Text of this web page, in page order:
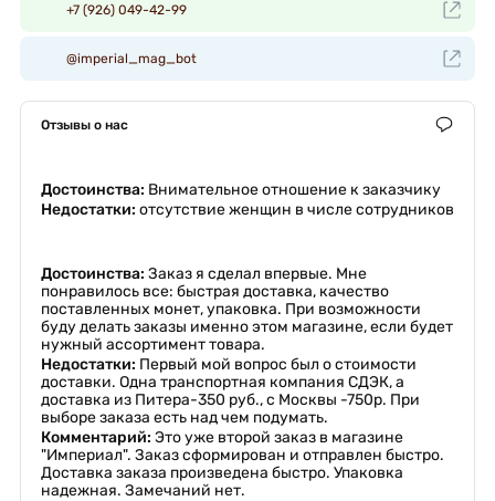
+7 (926) 049-42-99
@imperial_mag_bot
Отзывы о нас
Достоинства: Внимательное отношение к заказчику
Недостатки: отсутствие женщин в числе сотрудников
Достоинства: Заказ я сделал впервые. Мне
понравилось все: быстрая доставка, качество
поставленных монет, упаковка. При возможности
буду делать заказы именно этом магазине, если будет
нужный ассортимент товара.
Недостатки: Первый мой вопрос был о стоимости
доставки. Одна транспортная компания СДЭК, а
доставка из Питера-350 руб., с Москвы -750р. При
выборе заказа есть над чем подумать.
Комментарий: Это уже второй заказ в магазине
"Империал". Заказ сформирован и отправлен быстро.
Доставка заказа произведена быстро. Упаковка
надежная. Замечаний нет.